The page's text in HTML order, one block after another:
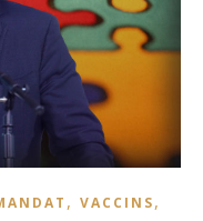
, VACCINS,